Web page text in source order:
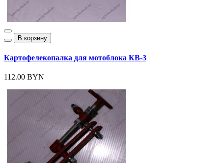
В корзину
Картофелекопалка для мотоблока КВ-3
112.00 BYN